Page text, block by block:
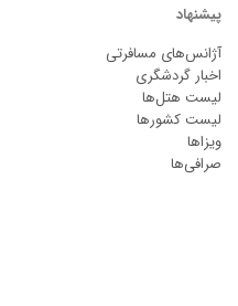
پیشنهاد
آژانس‌های مسافرتی
اخبار گردشگری
لیست هتل‌ها
لیست کشورها
ویزاها
صرافی‌ها